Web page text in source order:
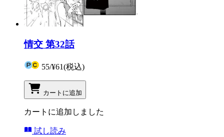
情交 第32話
55/¥61(税込)
カートに追加
カートに追加しました
試し読み